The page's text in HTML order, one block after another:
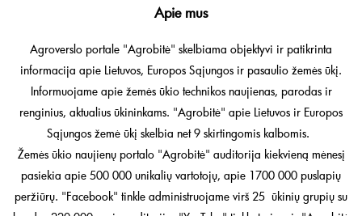
Apie mus
Agroverslo portale "Agrobitė" skelbiama objektyvi ir patikrinta
informacija apie Lietuvos, Europos Sąjungos ir pasaulio žemės ūkį.
Informuojame apie žemės ūkio technikos naujienas, parodas ir
renginius, aktualius ūkininkams. "Agrobitė" apie Lietuvos ir Europos
Sąjungos žemė ūkį skelbia net 9 skirtingomis kalbomis.
Žemės ūkio naujienų portalo "Agrobitė" auditorija kiekvieną mėnesį
pasiekia apie 500 000 unikalių vartotojų, apie 1700 000 puslapių
peržiūrų. "Facebook" tinkle administruojame virš 25 ūkinių grupių su